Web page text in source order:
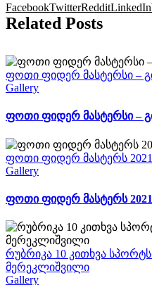
FacebookTwitterRedditLinkedIn
Related Posts
ფოთი ფიდერ მასტერსი –
Gallery
ფოთი ფიდერ მასტერსი –
ფოთი ფიდერ მასტერს
Gallery
ფოთი ფიდერ მასტერს
რუბრიკა 10 კითხვა
მერეკლიშვილი
Gallery